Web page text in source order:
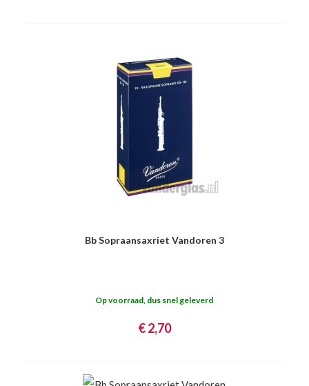
Bb Sopraansaxriet Vandoren 3
Op voorraad, dus snel geleverd
€ 2,70